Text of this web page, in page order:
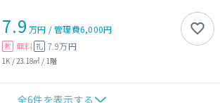
7.9 万円 /管理費6,000円
敷 無料 礼 7.9万円
1K / 23.18㎡ / 1階
全6件を表示する